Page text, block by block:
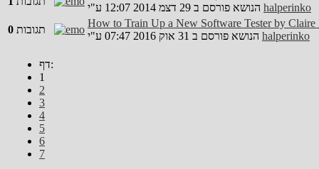
הנושא פורסם ב 29 דצמ 2014 12:07 halperinko
0 תגובות
How to Train Up a New Software Tester by Claire
הנושא פורסם ב 31 אוק 2016 07:47 halperinko
דף:
1
2
3
4
5
6
7